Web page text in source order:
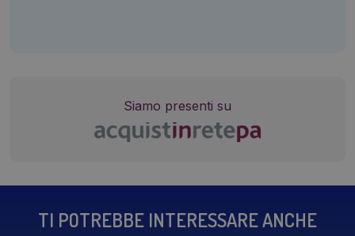
Siamo presenti su
TI POTREBBE INTERESSARE ANCHE